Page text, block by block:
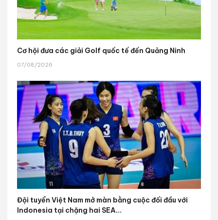
Cơ hội đưa các giải Golf quốc tế đến Quảng Ninh
07/08/2026
Đội tuyển Việt Nam mở màn bằng cuộc đối đầu với
Indonesia tại chặng hai SEA...